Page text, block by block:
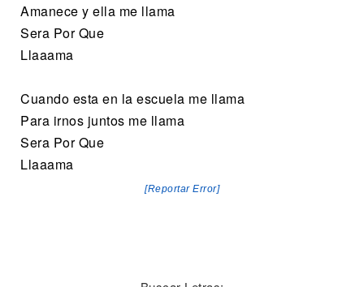
Amanece y ella me llama
Sera Por Que
Llaaama
Cuando esta en la escuela me llama
Para irnos juntos me llama
Sera Por Que
Llaaama
[Reportar Error]